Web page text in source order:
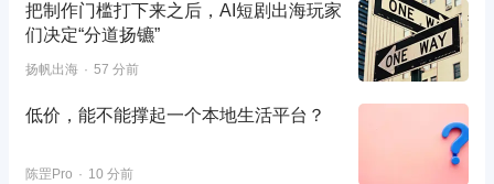
把制作门槛打下来之后，AI短剧出海玩家
们决定“分道扬镳”
扬帆出海 57 分前
低价，能不能撑起一个本地生活平台？
陈罡Pro 10 分前